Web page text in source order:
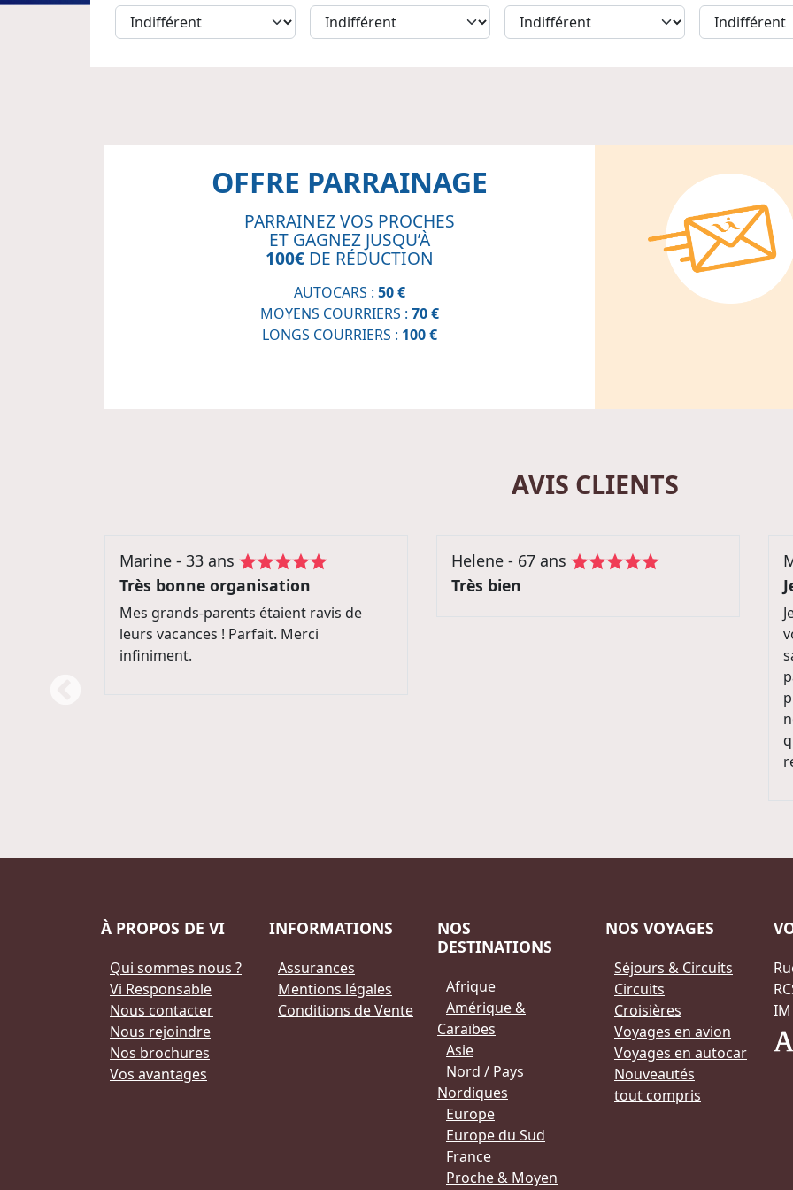
OFFRE PARRAINAGE
PARRAINEZ VOS PROCHES
ET GAGNEZ JUSQU’À
100€ DE RÉDUCTION
AUTOCARS : 50 €
MOYENS COURRIERS : 70 €
LONGS COURRIERS : 100 €
AVIS CLIENTS
Helene - 67 ans
Très bien
Marie-Claude - 71 ans
Je recommande ce voyage
À PROPOS DE VI
Qui sommes nous ?
Vi Responsable
Nous contacter
Nous rejoindre
Nos brochures
Vos avantages
INFORMATIONS
Assurances
Mentions légales
Conditions de Vente
NOS
DESTINATIONS
Afrique
Amérique &
Caraïbes
Asie
Nord / Pays
Nordiques
Europe
Europe du Sud
France
Proche & Moyen
NOS VOYAGES
Séjours & Circuits
Circuits
Croisières
Voyages en avion
Voyages en autocar
Nouveautés
tout compris